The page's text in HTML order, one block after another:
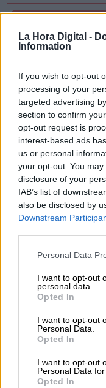
La Hora Digital -
Information
If you wish to opt-out
processing of your
targeted advertising
section to confirm
opt-out request is
interest-based ads
us or personal
your opt-out. You
disclosure of your
IAB’s list of
also be disclosed by
Downstream
Personal Data
I want to opt-out
personal data.
Opted In
I want to opt-out
Personal Data.
Opted In
I want to opt-out
Personal Data
Opted In
22/5
La inclusión
El último ejemplo
Servicios
Como...
21/3
El desarrollo
democracia
Por ello, la
de corrupción
muy divergentes
nuestros
comunicadores,
las decisiones
Al mismo tiempo,
cuestión que
importante: la
de la ética, de los
destacado en el
La Ciencia y la
las decisiones